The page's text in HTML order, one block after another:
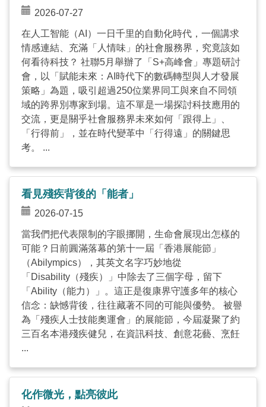
2026-07-27
在人工智能（AI）一日千里的自動化時代，一個講求
情感連結、充滿「人情味」的社會服務界，究竟該如
何看待科技？ 社聯5月舉辦了「S+高峰會」專題研討
會，以「賦能未來：AI時代下的數碼轉型與人才發展
策略」為題，吸引超過250位業界同工與來自不同領
域的跨界別專家到場。這不單是一場探討科技應用的
交流，更是關乎社會服務界未來如何「跟得上」、
「行得前」，並在時代變革中「行得遠」的關鍵思
考。 ...
看見殘疾背後的「能者」
2026-07-15
當我們把代表限制的字眼挪開，生命會展現出怎樣的
可能？日前圓滿落幕的第十一屆「香港展能節」
（Abilympics），其英文名字巧妙地從
「Disability（殘疾）」中除去了三個字母，留下
「Ability（能力）」。這正是復康界守護多年的核心
信念：缺憾背後，往往藏著不同的可能與優勢。 被譽
為「殘疾人士技能奧運會」的展能節，今屆凝聚了約
三百名本港殘疾健兒，在資訊科技、創意花藝、烹飪
...
化作微光，點亮彼此